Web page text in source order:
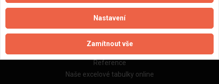
Naše firmy a řemeslníci
Zpracování a ochrana osobních údajů
Zásady pro používání souborů cookie
Obchodní podmínky (zprostředkování)
Reference
Naše excelové tabulky online
Nastavení
Zamítnout vše